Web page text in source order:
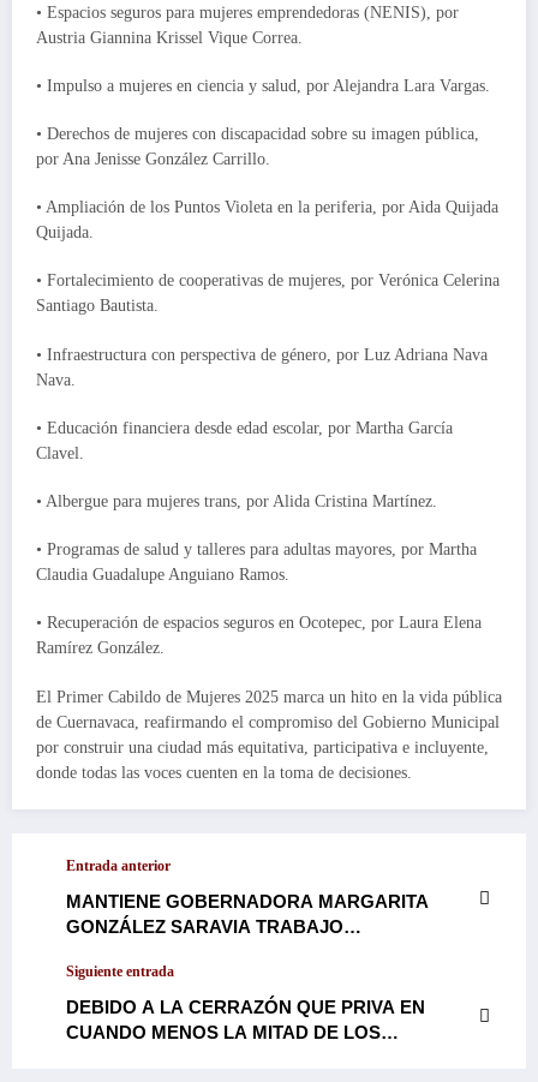
• Espacios seguros para mujeres emprendedoras (NENIS), por
Austria Giannina Krissel Vique Correa.
• Impulso a mujeres en ciencia y salud, por Alejandra Lara Vargas.
• Derechos de mujeres con discapacidad sobre su imagen pública,
por Ana Jenisse González Carrillo.
• Ampliación de los Puntos Violeta en la periferia, por Aida Quijada
Quijada.
• Fortalecimiento de cooperativas de mujeres, por Verónica Celerina
Santiago Bautista.
• Infraestructura con perspectiva de género, por Luz Adriana Nava
Nava.
• Educación financiera desde edad escolar, por Martha García
Clavel.
• Albergue para mujeres trans, por Alida Cristina Martínez.
• Programas de salud y talleres para adultas mayores, por Martha
Claudia Guadalupe Anguiano Ramos.
• Recuperación de espacios seguros en Ocotepec, por Laura Elena
Ramírez González.
El Primer Cabildo de Mujeres 2025 marca un hito en la vida pública
de Cuernavaca, reafirmando el compromiso del Gobierno Municipal
por construir una ciudad más equitativa, participativa e incluyente,
donde todas las voces cuenten en la toma de decisiones.
Entrada anterior
MANTIENE GOBERNADORA MARGARITA
GONZÁLEZ SARAVIA TRABAJO
IMPLEMENTACIÓN DEL PROGRAMA IMSS-
BIENESTAR…
Siguiente entrada
DEBIDO A LA CERRAZÓN QUE PRIVA EN
CUANDO MENOS LA MITAD DE LOS